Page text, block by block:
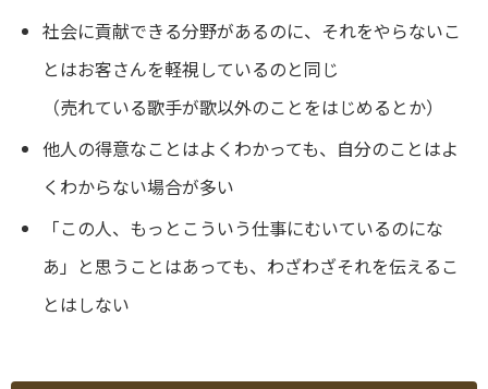
社会に貢献できる分野があるのに、それをやらないこ
とはお客さんを軽視しているのと同じ
（売れている歌手が歌以外のことをはじめるとか）
他人の得意なことはよくわかっても、自分のことはよ
くわからない場合が多い
「この人、もっとこういう仕事にむいているのにな
あ」と思うことはあっても、わざわざそれを伝えるこ
とはしない